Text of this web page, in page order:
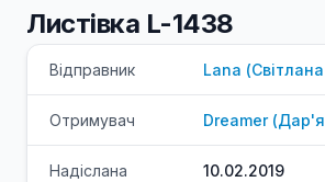
Листівка L-1438
Відправник Lana (Світлана
Отримувач Dreamer(Дар'я
Надіслана 10.02.2019